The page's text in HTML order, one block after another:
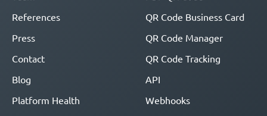
References
Press
Contact
Blog
Platform Health
QR Code Business Card
QR Code Manager
QR Code Tracking
API
Webhooks